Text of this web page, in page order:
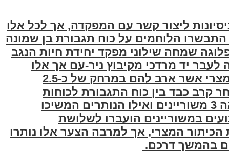
ליצור קשר עם המפקדה, אך לכל אלו
הלוחמים על כוח תגבורת בן שמונה
שמחה שילוני מפקד יחידת חיות הנגב
לעבר יד מרדכי מקיבוץ ניר-עם אך אלו
נתקלו באש תופת מצד האויב המצרי אשר ארב להם במרחק של כ-2.5
קרב כבד בין כוח התגבורת לכוחות
המצריים, הצליחו להתקדם הלאה 3 משוריינים ואילו הנותרים המשיכו
במשוריינים הועברו לשלושת
הכיתור המצרי, אך למרבה הצער אלו נותרו
בהמשך דרכם.